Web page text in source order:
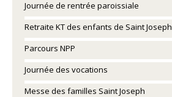
Journée de rentrée paroissiale
Retraite KT des enfants de Saint Joseph
Parcours NPP
Journée des vocations
Messe des familles Saint Joseph